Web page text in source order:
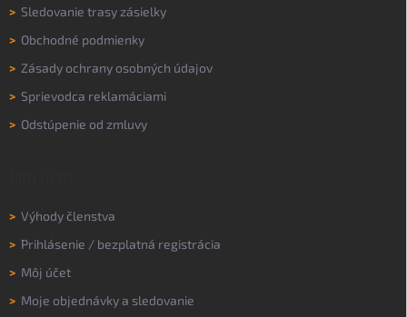
> Sledovanie trasy zásielky
> Obchodné podmienky
> Zásady ochrany osobných údajov
> Sprievodca reklamáciami
> Odstúpenie od zmluvy
> Výhody členstva
> Prihlásenie / bezplatná registrácia
> Môj účet
> Moje objednávky a sledovanie